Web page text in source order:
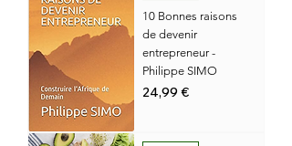
10 Bonnes raisons
de devenir
entrepreneur -
Philippe SIMO
Prix
24,99 €